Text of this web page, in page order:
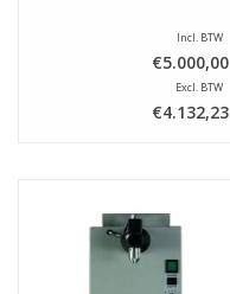
Incl. BTW
€5.000,00
Excl. BTW
€4.132,23